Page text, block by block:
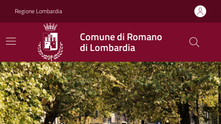
Regione Lombardia
Comune di Romano
di Lombardia